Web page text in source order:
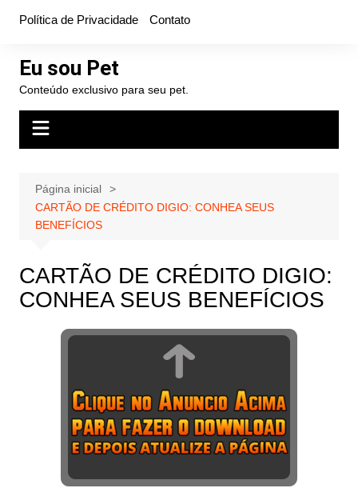
conteúdo
Política de Privacidade Contato
Eu sou Pet
Conteúdo exclusivo para seu pet.
Página inicial
CARTÃO DE CRÉDITO DIGIO: CONHEA SEUS
BENEFÍCIOS
CARTÃO DE CRÉDITO DIGIO:
CONHEA SEUS BENEFÍCIOS